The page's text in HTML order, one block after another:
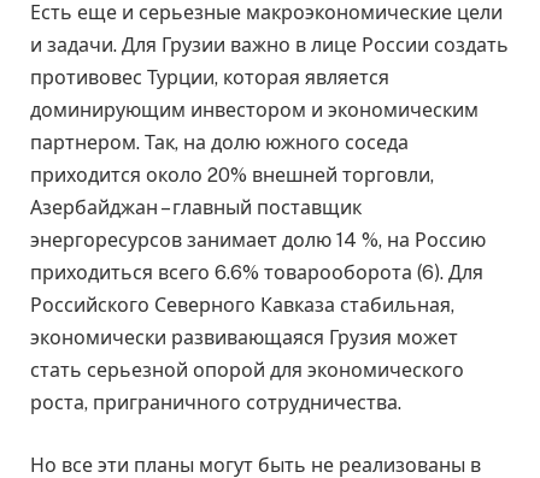
Есть еще и серьезные макроэкономические цели
и задачи. Для Грузии важно в лице России создать
противовес Турции, которая является
доминирующим инвестором и экономическим
партнером. Так, на долю южного соседа
приходится около 20% внешней торговли,
Азербайджан – главный поставщик
энергоресурсов занимает долю 14 %, на Россию
приходиться всего 6.6% товарооборота (6). Для
Российского Северного Кавказа стабильная,
экономически развивающаяся Грузия может
стать серьезной опорой для экономического
роста, приграничного сотрудничества.
Но все эти планы могут быть не реализованы в